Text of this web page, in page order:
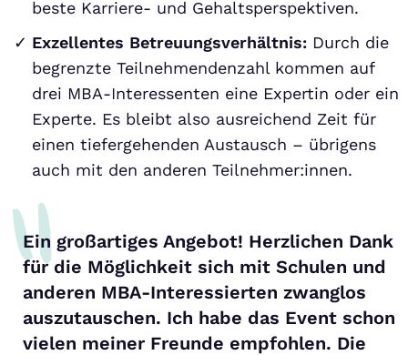
beste Karriere- und Gehaltsperspektiven.
Exzellentes Betreuungsverhältnis: Durch die
begrenzte Teilnehmendenzahl kommen auf
drei MBA-Interessenten eine Expertin oder ein
Experte. Es bleibt also ausreichend Zeit für
einen tiefergehenden Austausch – übrigens
auch mit den anderen Teilnehmer:innen.
Ein großartiges Angebot! Herzlichen Dank
für die Möglichkeit sich mit Schulen und
anderen MBA-Interessierten zwanglos
auszutauschen. Ich habe das Event schon
vielen meiner Freunde empfohlen. Die